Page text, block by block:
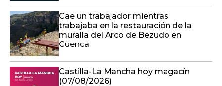
Cae un trabajador mientras
trabajaba en la restauración de la
muralla del Arco de Bezudo en
Cuenca
Castilla-La Mancha hoy magacín
(07/08/2026)